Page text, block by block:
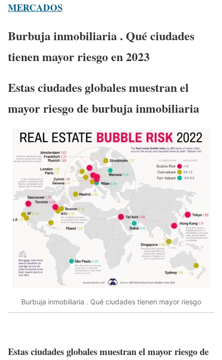
MERCADOS
Burbuja inmobiliaria . Qué ciudades
tienen mayor riesgo en 2023
Estas ciudades globales muestran el
mayor riesgo de burbuja inmobiliaria
Burbuja inmobiliaria . Qué ciudades tienen mayor riesgo
Estas ciudades globales muestran el mayor riesgo de